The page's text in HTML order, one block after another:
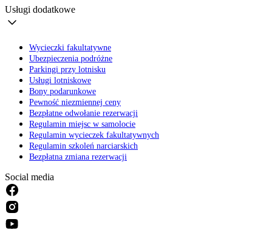
Usługi dodatkowe
Wycieczki fakultatywne
Ubezpieczenia podróżne
Parkingi przy lotnisku
Usługi lotniskowe
Bony podarunkowe
Pewność niezmiennej ceny
Bezpłatne odwołanie rezerwacji
Regulamin miejsc w samolocie
Regulamin wycieczek fakultatywnych
Regulamin szkoleń narciarskich
Bezpłatna zmiana rezerwacji
Social media